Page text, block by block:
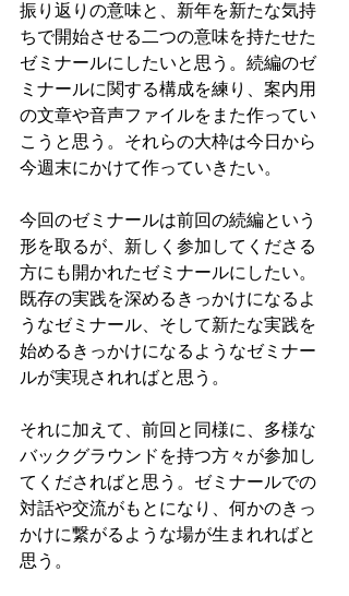
振り返りの意味と、新年を新たな気持
ちで開始させる二つの意味を持たせた
ゼミナールにしたいと思う。続編のゼ
ミナールに関する構成を練り、案内用
の文章や音声ファイルをまた作ってい
こうと思う。それらの大枠は今日から
今週末にかけて作っていきたい。
今回のゼミナールは前回の続編という
形を取るが、新しく参加してくださる
方にも開かれたゼミナールにしたい。
既存の実践を深めるきっかけになるよ
うなゼミナール、そして新たな実践を
始めるきっかけになるようなゼミナー
ルが実現されればと思う。
それに加えて、前回と同様に、多様な
バックグラウンドを持つ方々が参加し
てくださればと思う。ゼミナールでの
対話や交流がもとになり、何かのきっ
かけに繋がるような場が生まれればと
思う。